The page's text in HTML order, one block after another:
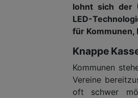
lohnt sich der
LED-
für Kommunen,
Knappe
Kommunen
Vereine
oft schwer